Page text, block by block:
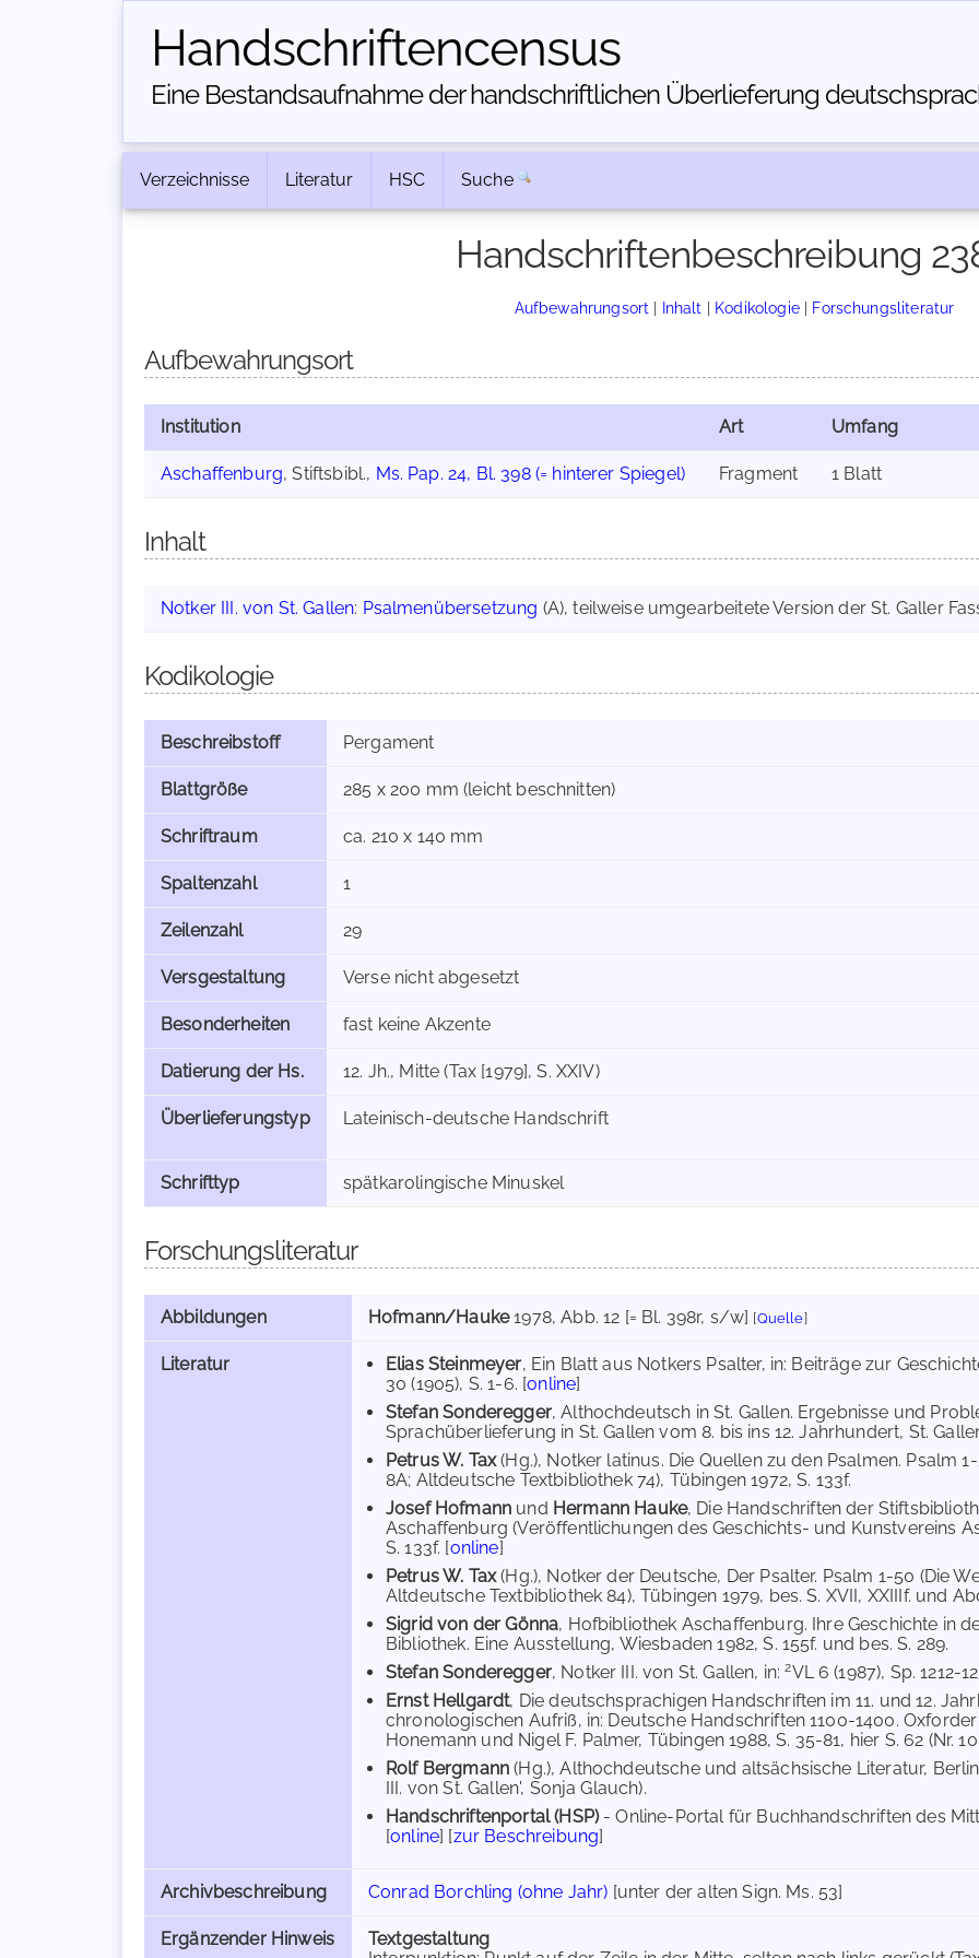
Handschriften­census
Eine Bestandsaufnahme der handschriftlichen Über­lieferung
Verzeichnisse Literatur HSC Suche
Handschriftenbeschreibung
Aufbewahrungsort | Inhalt | Kodikologie| Forschungsliteratur
Aufbewahrungsort
Institution Art Umfang
Aschaffenburg, Stiftsbibl., Ms. Pap. 24, Bl. 398 (= hinterer Spiegel) Fragment 1 Blatt
Inhalt
Notker III. von St. Gallen: Psalmenübersetzung (A), teilweise umgearbeitete Version der St. Galler
Kodikologie
Beschreibstoff Pergament
Blattgröße 285 x 200 mm (leicht beschnitten)
Schriftraum ca. 210 x 140 mm
Spaltenzahl 1
Zeilenzahl 29
Versgestaltung Verse nicht abgesetzt
Besonderheiten fast keine Akzente
Datierung der Hs. 12. Jh., Mitte (Tax [1979], S. XXIV)
Überlieferungstyp Lateinisch-deutsche Handschrift
Schrifttyp spätkarolingische Minuskel
Forschungsliteratur
Abbildungen Hofmann/Hauke1978, Abb. 12 [= Bl. 398r, s/w] [Quelle]
Literatur Elias Steinmeyer, Ein Blatt aus Notkers Psalter, in: Beiträge zur
30 (1905), S. 1-6. [online]
Stefan Sonderegger, Althochdeutsch in St. Gallen. Ergebnisse und
Sprachüberlieferung in St. Gallen vom 8. bis ins 12. Jahrhundert, St.
Petrus W. Tax(Hg.), Notker latinus. Die Quellen zu den Psalmen. Psalm
8A; Altdeutsche Textbibliothek 74), Tübingen 1972, S. 133f.
Josef Hofmann und Hermann Hauke, Die Handschriften der
Aschaffenburg (Veröffentlichungen des Geschichts- und Kunstvereins
S. 133f. [online]
Petrus W. Tax(Hg.), Notker der Deutsche, Der Psalter. Psalm 1-50 (Die
Altdeutsche Textbibliothek 84), Tübingen 1979, bes. S. XVII, XXIIIf. und
Sigrid von der Gönna, Hofbibliothek Aschaffenburg. Ihre Geschichte in
Bibliothek. Eine Ausstellung, Wiesbaden 1982, S. 155f. und bes. S. 289.
Stefan Sonderegger, Notker III. von St. Gallen, in:2VL 6 (1987), Sp. 1212-
Ernst Hellgardt, Die deutschsprachigen Handschriften im 11. und 12.
chronologischen Aufriß, in: Deutsche Handschriften 1100-1400.
Honemann und Nigel F. Palmer, Tübingen 1988, S. 35-81, hier S. 62 (Nr.
Rolf Bergmann(Hg.), Althochdeutsche und altsächsische Literatur,
III. von St. Gallen', Sonja Glauch).
Handschriftenportal (HSP)- Online-Portal für Buchhandschriften des
[online] [zur Beschreibung]
Archivbeschreibung Conrad Borchling (ohne Jahr) [unter der alten Sign. Ms. 53]
Ergänzender Hinweis
Textgestaltung